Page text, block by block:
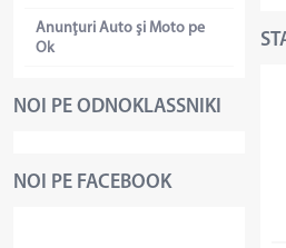
Anunţuri Auto şi Moto pe
Ok
NOI PE ODNOKLASSNIKI
NOI PE FACEBOOK